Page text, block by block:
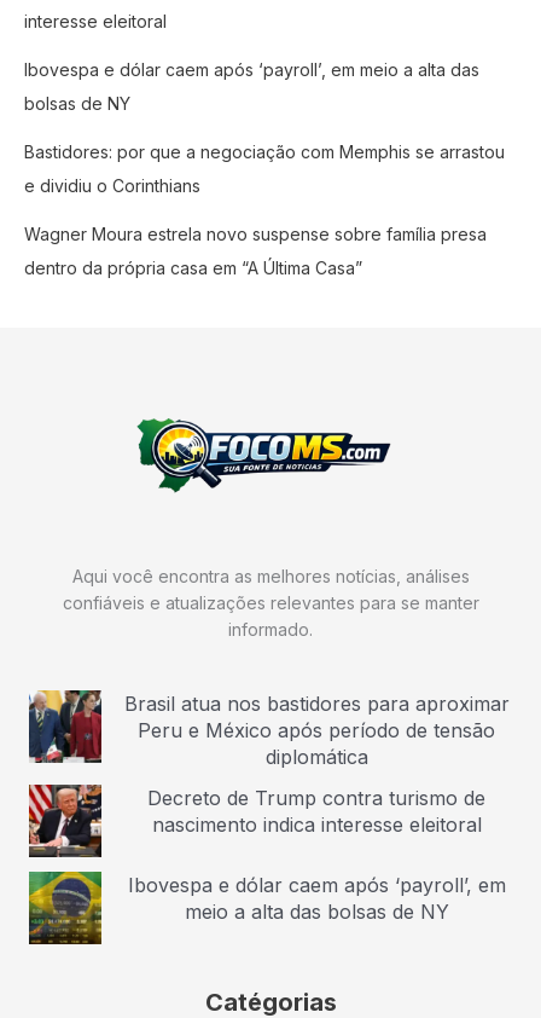
interesse eleitoral
Ibovespa e dólar caem após ‘payroll’, em meio a alta das
bolsas de NY
Bastidores: por que a negociação com Memphis se arrastou
e dividiu o Corinthians
Wagner Moura estrela novo suspense sobre família presa
dentro da própria casa em “A Última Casa”
Aqui você encontra as melhores notícias, análises
confiáveis e atualizações relevantes para se manter
informado.
Brasil atua nos bastidores para aproximar
Peru e México após período de tensão
diplomática
Decreto de Trump contra turismo de
nascimento indica interesse eleitoral
Ibovespa e dólar caem após ‘payroll’, em
meio a alta das bolsas de NY
Catégorias